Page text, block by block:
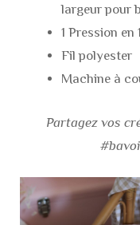
largeur pour
1 Pression en
Fil polyester
Machine à
Partagez vos